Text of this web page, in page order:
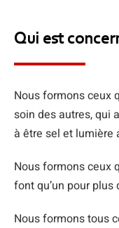
Qui est
Nous formons ceux
soin des autres, qui
à être sel et lumière
Nous formons ceux
font qu’un pour
Nous formons tous